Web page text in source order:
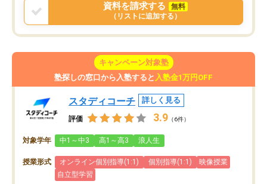
資料を請求する
無料
（リストに追加する）
キャンペーン対象塾
塾探しの窓口から入塾すると 入塾金1万円OFF
スタディコーチ 詳しく見る
評価 3.9 （6件）
対象学年 中1～中3 高1～高3 浪人生
授業形式 オンライン個別指導(1:1) 個別指導(1:1)
映像授業
自立型学習